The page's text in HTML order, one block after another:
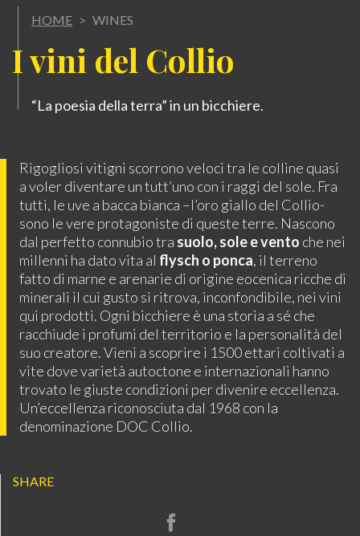
HOME > WINES
Ivini del Collio
“La poesia della terra” in un bicchiere.
Rigogliosi vitigni scorrono veloci tra le colline quasi
a voler diventare un tutt’uno con i raggi del sole. Fra
tutti, le uve a bacca bianca –l’oro giallo del Collio-
sono le vere protagoniste di queste terre. Nascono
dal perfetto connubio tra suolo, sole e vento che nei
millenni ha dato vita al flysch o ponca, il terreno
fatto di marne e arenarie di origine eocenica ricche di
minerali il cui gusto si ritrova, inconfondibile, nei vini
qui prodotti. Ogni bicchiere è una storia a sé che
racchiude i profumi del territorio e la personalità del
suo creatore. Vieni a scoprire i 1500 ettari coltivati a
vite dove varietà autoctone e internazionali hanno
trovato le giuste condizioni per divenire eccellenza.
Un’eccellenza riconosciuta dal 1968 con la
denominazione DOC Collio.
SHARE